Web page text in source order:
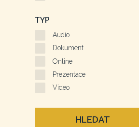
TYP
Audio
Dokument
Online
Prezentace
Video
HLEDAT